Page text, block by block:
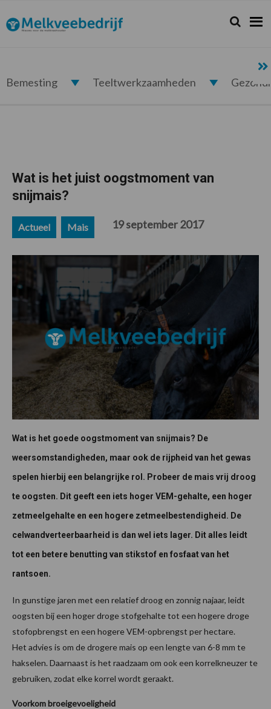
de
hoofdnavigatie
de
hoofd
de
eerste
de
voettekst
Melkveebedrijf.nl Zoeken...
Zoek
Bemesting Teeltwerkzaamheden
Wat is het juist oogstmoment van
snijmais?
Actueel Mais 19 september 2017
Wat is het goede oogstmoment van snijmais? De
weersomstandigheden, maar ook de rijpheid van het gewas
spelen hierbij een belangrijke rol. Probeer de mais vrij droog
te oogsten. Dit geeft een iets hoger VEM-gehalte, een hoger
zetmeelgehalte en een hogere zetmeelbestendigheid. De
celwandverteerbaarheid is dan wel iets lager. Dit alles leidt
tot een betere benutting van stikstof en fosfaat van het
rantsoen.
In gunstige jaren met een relatief droog en zonnig najaar, leidt
oogsten bij een hoger droge stofgehalte tot een hogere droge
stofopbrengst en een hogere VEM-opbrengst per hectare.
Het advies is om de drogere mais op een lengte van 6-8 mm te
hakselen. Daarnaast is het raadzaam om ook een korrelkneuzer te
gebruiken, zodat elke korrel wordt geraakt.
Voorkom broeigevoeligheid